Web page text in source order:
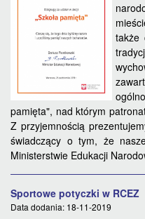
także
pamięta", nad którym
Z przyjemnością
świadczący o tym, że
Ministerstwie Edukacji
Sportowe potyczki w RCEZ
Data dodania: 18-11-2019